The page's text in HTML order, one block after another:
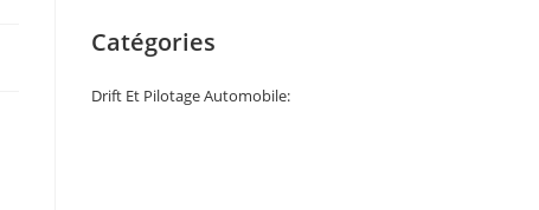
Catégories
Drift Et Pilotage Automobile: